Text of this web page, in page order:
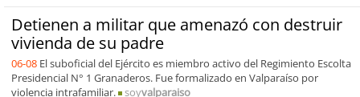
Detienen a militar que amenazó con destruir
vivienda de su padre
06-08 El suboficial del Ejército es miembro activo del Regimiento Escolta
Presidencial N° 1 Granaderos. Fue formalizado en Valparaíso por
violencia intrafamiliar.
soyvalparaiso